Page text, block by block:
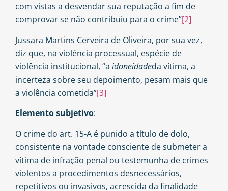
com vistas a desvendar sua reputação a fim de
comprovar se não contribuiu para o crime”[2]
Jussara Martins Cerveira de Oliveira, por sua vez,
diz que, na violência processual, espécie de
violência institucional, “a idoneidadeda vítima, a
incerteza sobre seu depoimento, pesam mais que
a violência cometida”[3]
Elemento subjetivo:
O crime do art. 15-A é punido a título de dolo,
consistente na vontade consciente de submeter a
vítima de infração penal ou testemunha de crimes
violentos a procedimentos desnecessários,
repetitivos ou invasivos, acrescida da finalidade